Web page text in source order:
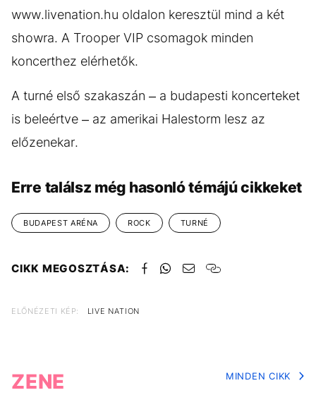
www.livenation.hu oldalon keresztül mind a két
showra. A Trooper VIP csomagok minden
koncerthez elérhetők.
A turné első szakaszán – a budapesti koncerteket
is beleértve – az amerikai Halestorm lesz az
előzenekar.
Erre találsz még hasonló témájú cikkeket
BUDAPEST ARÉNA ROCK TURNÉ
CIKK MEGOSZTÁSA:
ELŐNÉZETI KÉP: LIVE NATION
ZENE MINDEN CIKK